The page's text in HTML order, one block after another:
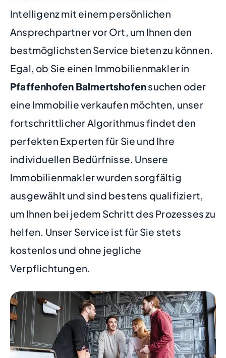
Intelligenz mit einem persönlichen
Ansprechpartner vor Ort, um Ihnen den
bestmöglichsten Service bieten zu können.
Egal, ob Sie einen Immobilienmakler in
Pfaffenhofen Balmertshofensuchen oder
eine Immobilie verkaufen möchten, unser
fortschrittlicher Algorithmus findet den
perfekten Experten für Sie und Ihre
individuellen Bedürfnisse. Unsere
Immobilienmakler wurden sorgfältig
ausgewählt und sind bestens qualifiziert,
um Ihnen bei jedem Schritt des Prozesses zu
helfen. Unser Service ist für Sie stets
kostenlos und ohne jegliche
Verpflichtungen.